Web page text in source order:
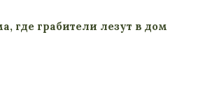
где грабители лезут в дом